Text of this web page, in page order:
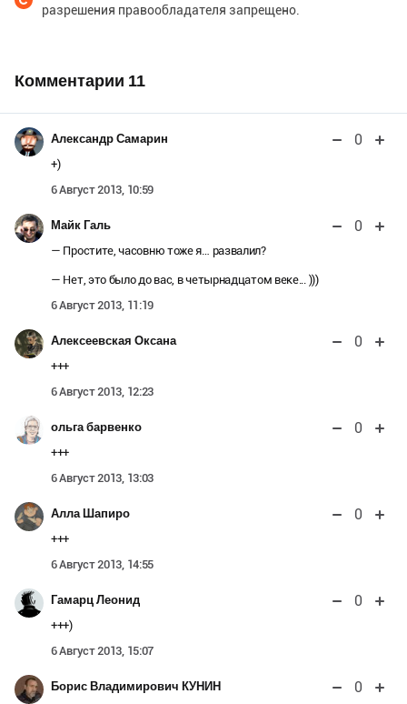
разрешения правообладателя запрещено.
Комментарии 11
Александр Самарин 0
+)
6 Август 2013, 10:59
Майк Галь 0
— Простите, часовню тоже я… развалил?
— Нет, это было до вас, в четырнадцатом веке... )))
6 Август 2013, 11:19
Алексеевская Оксана 0
+++
6 Август 2013, 12:23
ольга барвенко 0
+++
6 Август 2013, 13:03
Алла Шапиро 0
+++
6 Август 2013, 14:55
Гамарц Леонид 0
+++)
6 Август 2013, 15:07
Борис Владимирович КУНИН 0